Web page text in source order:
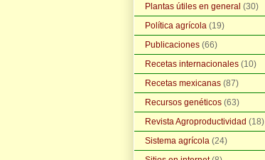
Plantas útiles en general (30)
Política agrícola (19)
Publicaciones (66)
Recetas internacionales (10)
Recetas mexicanas (87)
Recursos genéticos (63)
Revista Agroproductividad (18)
Sistema agrícola (24)